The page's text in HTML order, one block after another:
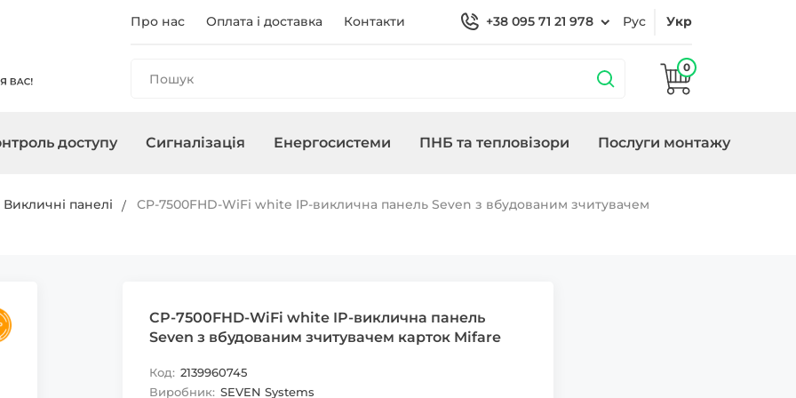
Про нас Оплата і доставка Контакти +38 095 71 21 978 Рус Укр
0
Lock
доступу Сигналізація Енергосистеми ПНБ та тепловізори Послуги монтажу
Викличні панелі
CP-7500FHD-WiFi white IP-виклична панель Seven з вбудованим зчитувачем
CP-7500FHD-WiFi white IP-виклична панель
Seven з вбудованим зчитувачем карток Mifare
Код: 2139960745
Виробник: SEVEN Systems